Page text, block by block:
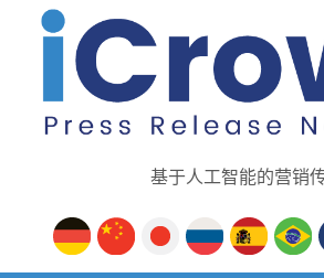
基于人工智能的营销